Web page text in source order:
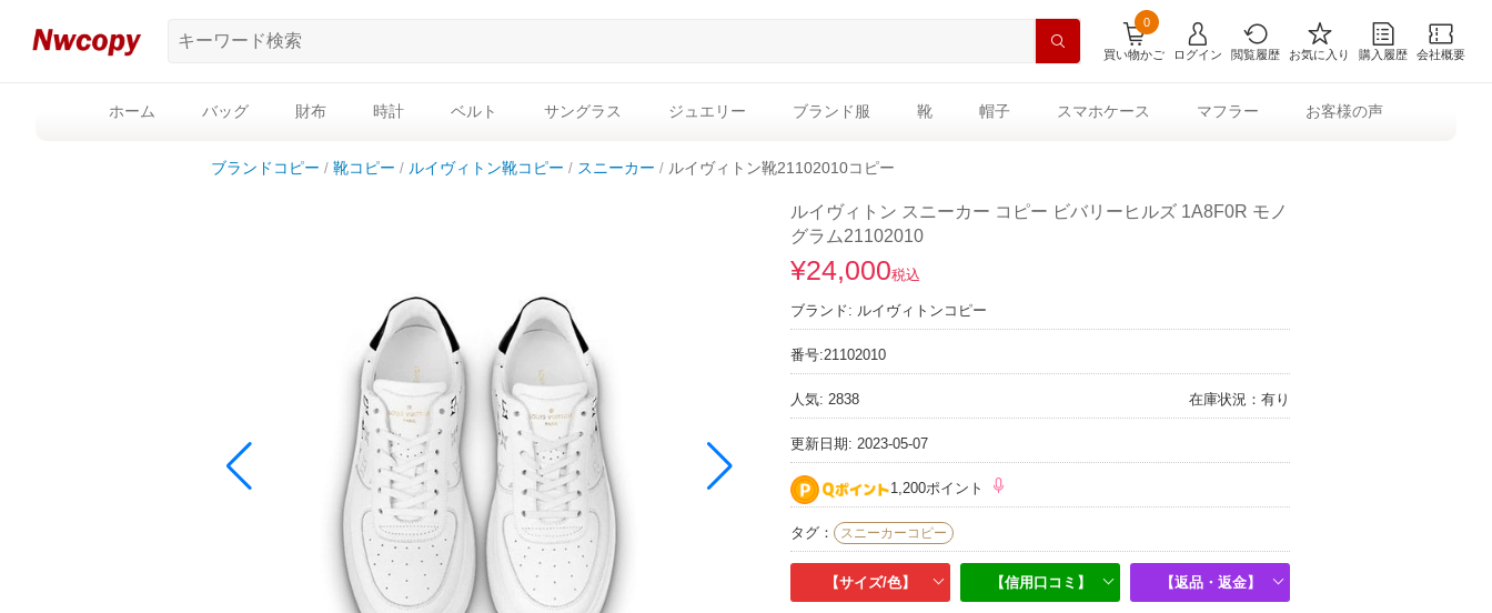
買い物かご
0
ログイン 閲覧履歴 お気に入り 購入履歴 会社概要
ホーム バッグ 財布 時計 ベルト サングラス ジュエリー ブランド服 靴 帽子 スマホケース マフラー お客様の声
ブランドコピー 靴コピー ルイヴィトン靴コピー スニーカー ルイヴィトン靴21102010コピー
ルイヴィトン スニーカー コピー ビバリーヒルズ 1A8F0R モノ
グラム21102010
¥24,000税込
ブランド: ルイヴィトンコピー
番号:21102010
人気: 2838 在庫状況：有り
更新日期: 2023-05-07
1,200ポイント
タグ： スニーカーコピー
【サイズ/色】 【信用口コミ】 【返品・返金】